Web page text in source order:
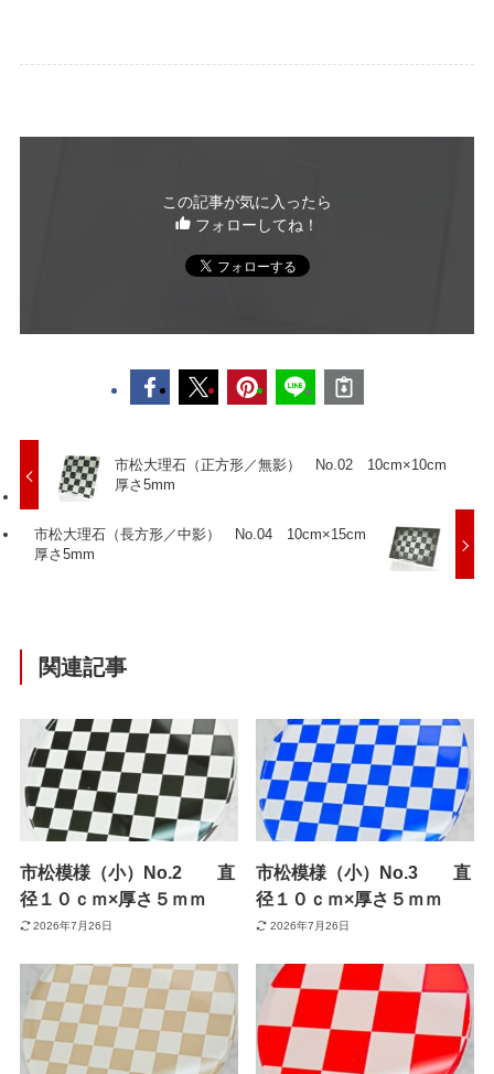
この記事が気に入ったら
フォローしてね！
市松大理石（正方形／無影） No.02 10cm×10cm
厚さ5mm
市松大理石（長方形／中影） No.04 10cm×15cm
厚さ5mm
関連記事
市松模様（小）No.2 直
径１０ｃｍ×厚さ５ｍｍ
2026年7月26日
市松模様（小）No.3 直
径１０ｃｍ×厚さ５ｍｍ
2026年7月26日